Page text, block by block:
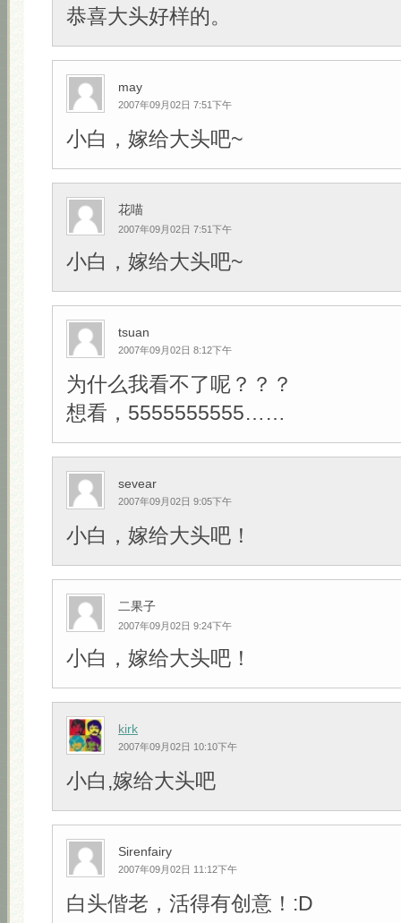
恭喜大头好样的。
may
2007年09月02日 7:51下午
小白，嫁给大头吧~
花喵
2007年09月02日 7:51下午
小白，嫁给大头吧~
tsuan
2007年09月02日 8:12下午
为什么我看不了呢？？？
想看，5555555555……
sevear
2007年09月02日 9:05下午
小白，嫁给大头吧！
二果子
2007年09月02日 9:24下午
小白，嫁给大头吧！
kirk
2007年09月02日 10:10下午
小白,嫁给大头吧
Sirenfairy
2007年09月02日 11:12下午
白头偕老，活得有创意！:D